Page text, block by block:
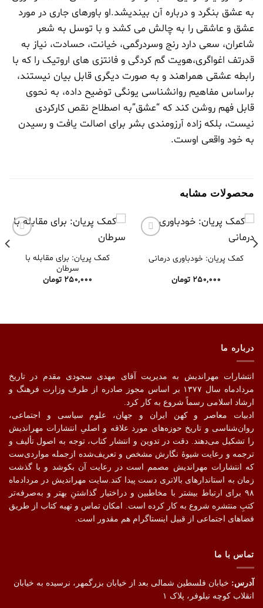
به عشق بنگرد و درباره آن بیندیشد.او باورهای جاری در مورد
عشق و عاشقی را به چالش می کشد و با توسل به شعر
شاعران، سعی دارد رنج وسردرگمی، خیانت، حسادت، نیاز به
قدرتف اغواگری،هویت گم کردگی و فانتزی های اروتیک را که با
رابطه عشقی همراهند و به صورت دیگری قابل بیان نیستند،
براساس مفاهیم روانشناسی یونگی توضیح داده، به نحوی
قابل فهم روشن کند که “عشق”به اصطلاح نقص کارکردی
نیست، بلکه زاده آرزومندی بشر برای اصالت یافت و رسیدن
به خود واقعی اوست.
محصولات مشابه
علاقه
کمک پریان: خودباوری درمانی
250,000 تومان
علاقهکمک پریان: برای مقابله با
سرطان
250,000 تومان
درباره ما
انتشارات مهراندیش به مدیریت آقای مهدی سجودی مقدم در تاریخ
مردادماه سال ۱۳۷۷ بر اساس مجوز صادره از طرف وزارت فرهنگ و
ارشاد اسلامی رسماً شروع به کار کرد.
ادبیات معاصر و کهن ایران و جهان، علوم سیاسی و اجتماعی،
روان‌شناسی و تاریخ حوزه‌های مورد علاقه و اصلیِ انتشارات مهراندیش
را تشکیل می‌دهند. دقت در تدوین و انتشار کتاب،‌ توجه به اصول تألیف و
ترجمه و رعایت شیوهٔ نگارش مشخص و تعریف‌شده ازجمله مواردی‌ست
که انتشارات مهراندیش مصمم است در رعایت آن بکوشد و با گذشت
زمان به استاندارهای بالاتری دست پیدا کند.سایت مهراندیش در مردادماه
۹۸ برای ارتباط بیشتر با مخاطبین و دراختیار گذاشتنِ بهتر و به‌صرفه‌تر
کتبِ منتشره شروع به کار کرده است. امکان تماس و تهیه کتاب از طریق
فضاهای اجتماعی از قبیل اینستاگرام هم مقدور است.
تماس با ما
آدرس: خیابان فلسطین شمالی بعد از خیابان بزرگمهر، نرسیده به خیابان
انقلاب کوچه نیلوفر، پلاک ۱